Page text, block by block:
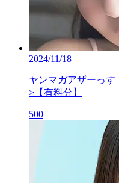
2024/11/18
ヤンマガアザーっ
>【有料分】
500